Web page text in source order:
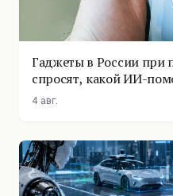
Гаджеты в России при
спросят, какой ИИ-
4 авг.